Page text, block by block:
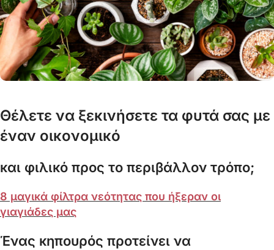
Θέλετε να ξεκινήσετε τα φυτά σας με
έναν οικονομικό
και φιλικό προς το περιβάλλον τρόπο;
8 μαγικά φίλτρα νεότητας που ήξεραν οι
γιαγιάδες μας
Ένας κηπουρός προτείνει να